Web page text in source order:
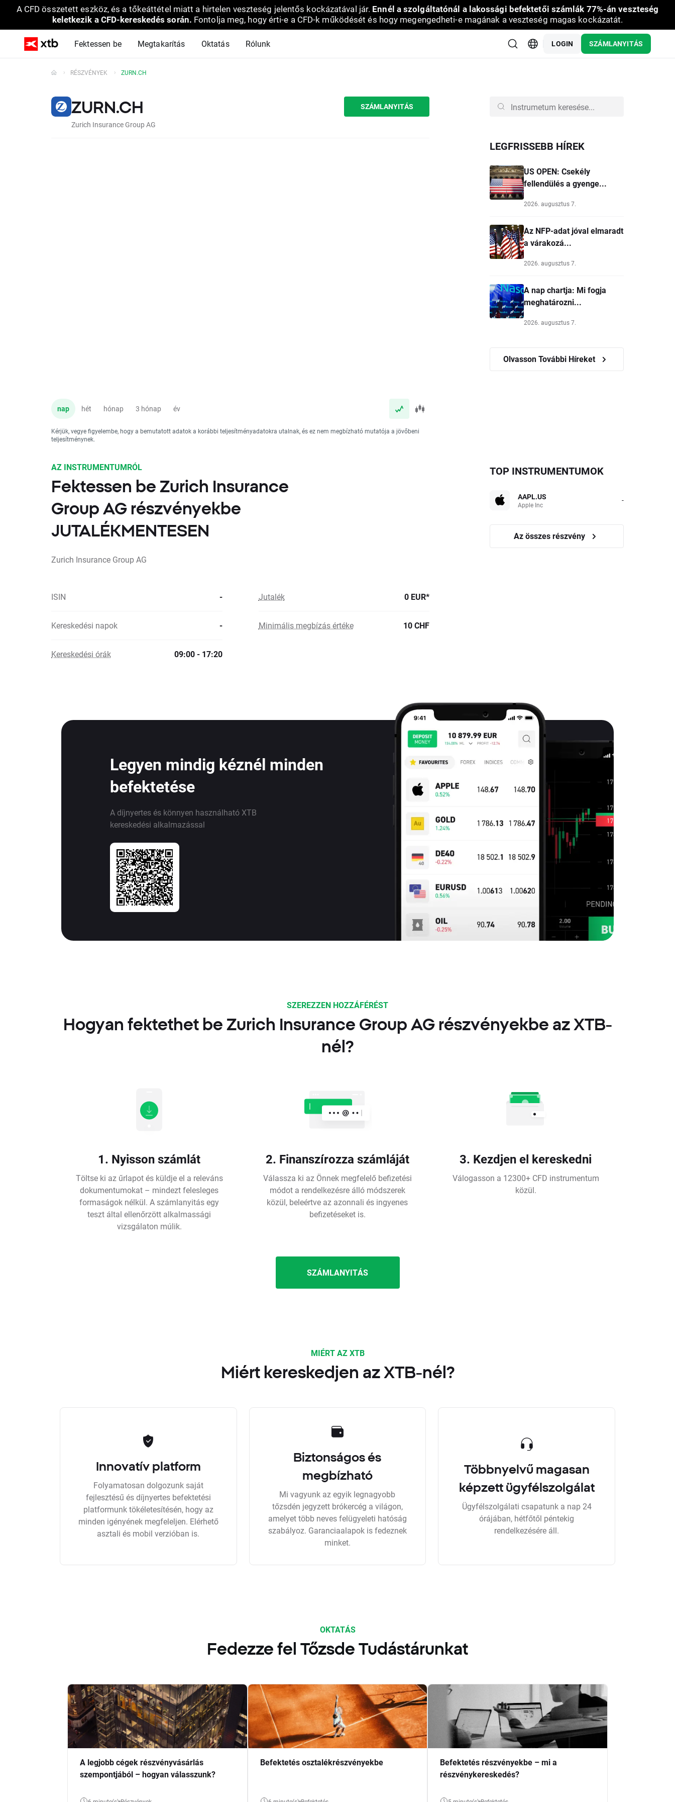
A CFD összetett eszköz, és a tőkeáttétel miatt a hirtelen veszteség jelentős kockázatával jár. Ennél a szolgáltatónál a lakossági befektetői számlák 77%-án veszteség
keletkezik a CFD-kereskedés során. Fontolja meg, hogy érti-e a CFD-k működését és hogy megengedheti-e magának a veszteség magas kockázatát.
Fektessen be Megtakarítás Oktatás Rólunk LOGIN SZÁMLANYITÁS
RÉSZVÉNYEK ZURN.CH
ZURN.CH
Zurich Insurance Group AG
SZÁMLANYITÁS
nap hét hónap 3 hónap év
Kérjük, vegye figyelembe, hogy a bemutatott adatok a korábbi teljesítményadatokra utalnak, és ez nem megbízható mutatója a jövőbeni
teljesítménynek.
LEGFRISSEBB HÍREK
US OPEN: Csekély
fellendülés a gyenge...
2026. augusztus 7.
Az NFP-adat jóval elmaradt
a várakozá...
2026. augusztus 7.
A nap chartja: Mi fogja
meghatározni...
2026. augusztus 7.
Olvasson További Híreket
AZ INSTRUMENTUMRÓL
Fektessen be Zurich Insurance
Group AG részvényekbe
JUTALÉKMENTESEN
Zurich Insurance Group AG
ISIN - Jutalék 0 EUR*
Kereskedési napok - Minimális megbízás értéke 10 CHF
Kereskedési órák 09:00 - 17:20
TOP INSTRUMENTUMOK
AAPL.US
Apple Inc -
Az összes részvény
Legyen mindig kéznél minden
befektetése
A díjnyertes és könnyen használható XTB
kereskedési alkalmazással
SZEREZZEN HOZZÁFÉRÉST
Hogyan fektethet be Zurich Insurance Group AG részvényekbe az XTB-
nél?
1. Nyisson számlát
Töltse ki az űrlapot és küldje el a releváns
dokumentumokat – mindezt felesleges
formaságok nélkül. A számlanyitás egy
teszt által ellenőrzött alkalmassági
vizsgálaton múlik.
2. Finanszírozza számláját
Válassza ki az Önnek megfelelő befizetési
módot a rendelkezésre álló módszerek
közül, beleértve az azonnali és ingyenes
befizetéseket is.
3. Kezdjen el kereskedni
Válogasson a 12300+ CFD instrumentum
közül.
SZÁMLANYITÁS
MIÉRT AZ XTB
Miért kereskedjen az XTB-nél?
Innovatív platform
Folyamatosan dolgozunk saját
fejlesztésű és díjnyertes befektetési
platformunk tökéletesítésén, hogy az
minden igényének megfeleljen. Elérhető
asztali és mobil verzióban is.
Biztonságos és
megbízható
Mi vagyunk az egyik legnagyobb
tőzsdén jegyzett brókercég a világon,
amelyet több neves felügyeleti hatóság
szabályoz. Garanciaalapok is fedeznek
minket.
Többnyelvű magasan
képzett ügyfélszolgálat
Ügyfélszolgálati csapatunk a nap 24
órájában, hétfőtől péntekig
rendelkezésére áll.
OKTATÁS
Fedezze fel Tőzsde Tudástárunkat
A legjobb cégek részvényvásárlás
szempontjából – hogyan válasszunk?
Befektetés osztalékrészvényekbe
Befektetés részvényekbe – mi a
részvénykereskedés?